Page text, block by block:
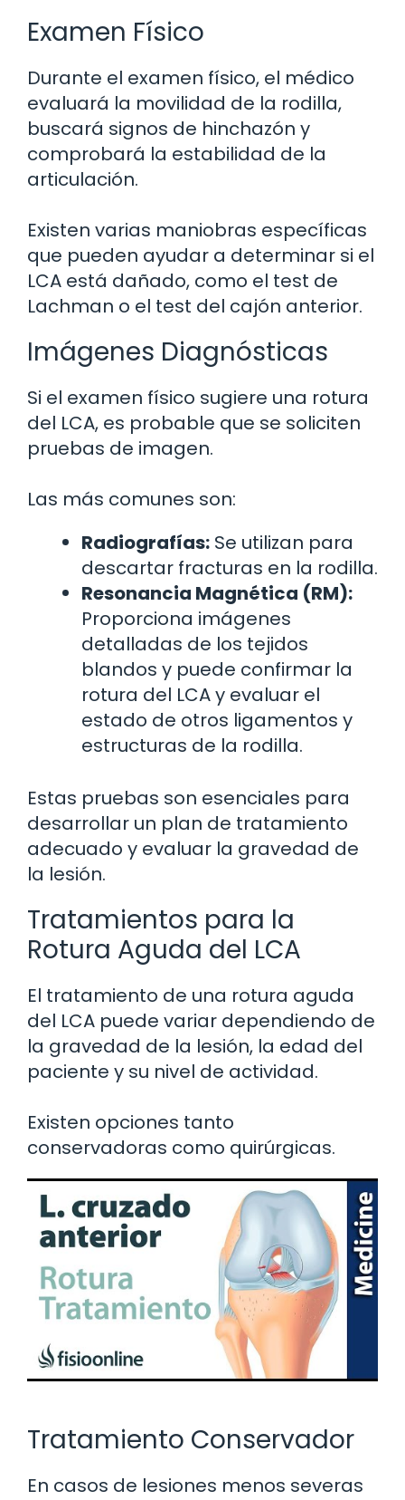
Examen Físico
Durante el examen físico, el médico
evaluará la movilidad de la rodilla,
buscará signos de hinchazón y
comprobará la estabilidad de la
articulación.
Existen varias maniobras específicas
que pueden ayudar a determinar si el
LCA está dañado, como el test de
Lachman o el test del cajón anterior.
Imágenes Diagnósticas
Si el examen físico sugiere una rotura
del LCA, es probable que se soliciten
pruebas de imagen.
Las más comunes son:
Radiografías: Se utilizan para
descartar fracturas en la rodilla.
Resonancia Magnética (RM):
Proporciona imágenes
detalladas de los tejidos
blandos y puede confirmar la
rotura del LCA y evaluar el
estado de otros ligamentos y
estructuras de la rodilla.
Estas pruebas son esenciales para
desarrollar un plan de tratamiento
adecuado y evaluar la gravedad de
la lesión.
Tratamientos para la
Rotura Aguda del LCA
El tratamiento de una rotura aguda
del LCA puede variar dependiendo de
la gravedad de la lesión, la edad del
paciente y su nivel de actividad.
Existen opciones tanto
conservadoras como quirúrgicas.
Tratamiento Conservador
En casos de lesiones menos severas